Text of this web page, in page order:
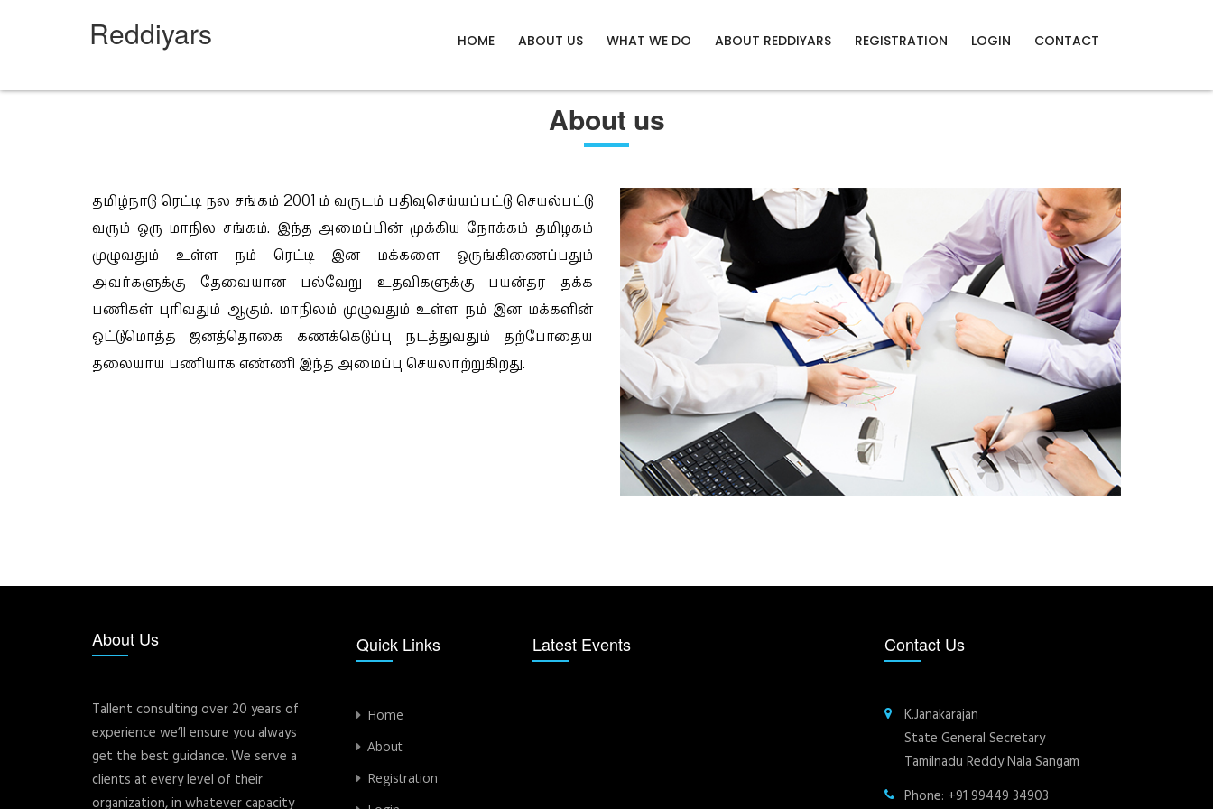
Reddiyars HOME ABOUT US WHAT WE DO ABOUT REDDIYARS REGISTRATION LOGIN CONTACT
About us
தமிழ்நாடு ரெட்டி நல சங்கம் 2001 ம் வருடம் பதிவுசெய்யப்பட்டு செயல்பட்டு
வரும் ஒரு மாநில சங்கம். இந்த அமைப்பின் முக்கிய நோக்கம் தமிழகம்
முழுவதும் உள்ள நம் ரெட்டி இன மக்களை ஒருங்கிணைப்பதும்
அவர்களுக்கு தேவையான பல்வேறு உதவிகளுக்கு பயன்தர தக்க
பணிகள் புரிவதும் ஆகும். மாநிலம் முழுவதும் உள்ள நம் இன மக்களின்
ஒட்டுமொத்த ஜனத்தொகை கணக்கெடுப்பு நடத்துவதும் தற்போதைய
தலையாய பணியாக எண்ணி இந்த அமைப்பு செயலாற்றுகிறது.
About Us
Tallent consulting over 20 years of
experience we’ll ensure you always
get the best guidance. We serve a
clients at every level of their
organization, in whatever capacity
Quick Links
Home
About
Registration
Latest Events Contact Us
K.Janakarajan
State General Secretary
Tamilnadu Reddy Nala Sangam
Phone: +91 99449 34903